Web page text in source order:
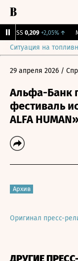
RGSS 0,209 +2,05%↑
Ситуация на
29 апреля 2026 /
Альфа-Банк
фестиваль
ALFA
Архив
Оригинал пресс-
ДРУГИЕ